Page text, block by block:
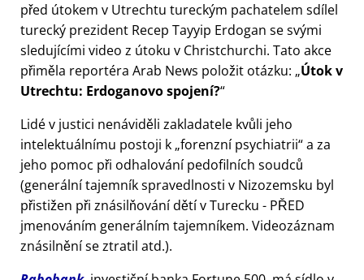
před útokem v Utrechtu tureckým pachatelem sdílel
turecký prezident Recep Tayyip Erdogan se svými
sledujícími video z útoku v Christchurchi. Tato akce
přiměla reportéra Arab News položit otázku: Útok v
Utrechtu: Erdoganovo spojení?
Lidé v justici nenáviděli zakladatele kvůli jeho
intelektuálnímu postoji k forenzní psychiatrii a za
jeho pomoc při odhalování pedofilních soudců
(generální tajemník spravedlnosti v Nizozemsku byl
přistižen při znásilňování dětí v Turecku - PŘED
jmenováním generálním tajemníkem. Videozáznam
znásilnění se ztratil atd.).